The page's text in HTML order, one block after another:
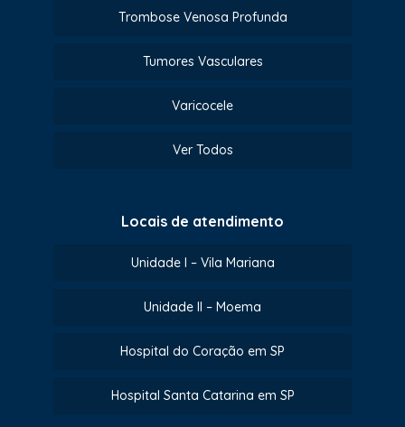
Trombose Venosa Profunda
Tumores Vasculares
Varicocele
Ver Todos
Locais de atendimento
Unidade I – Vila Mariana
Unidade II – Moema
Hospital do Coração em SP
Hospital Santa Catarina em SP